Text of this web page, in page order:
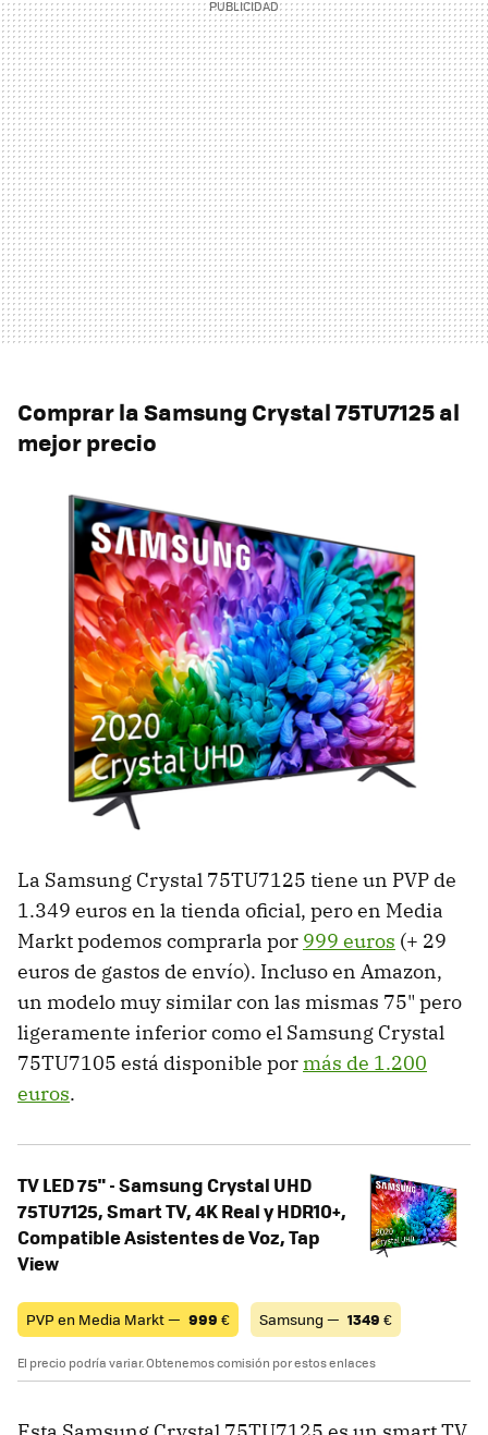
Comprar la Samsung Crystal 75TU7125 al
mejor precio
La Samsung Crystal 75TU7125 tiene un PVP de
1.349 euros en la tienda oficial, pero en Media
Markt podemos comprarla por 999 euros (+ 29
euros de gastos de envío). Incluso en Amazon,
un modelo muy similar con las mismas 75" pero
ligeramente inferior como el Samsung Crystal
75TU7105 está disponible pormás de 1.200
euros.
TV LED 75" - Samsung Crystal UHD
75TU7125, Smart TV, 4K Real y HDR10+,
Compatible Asistentes de Voz, Tap
View
PVP en Media Markt — 999 € Samsung — 1349 €
El precio podría variar. Obtenemos comisión por estos enlaces